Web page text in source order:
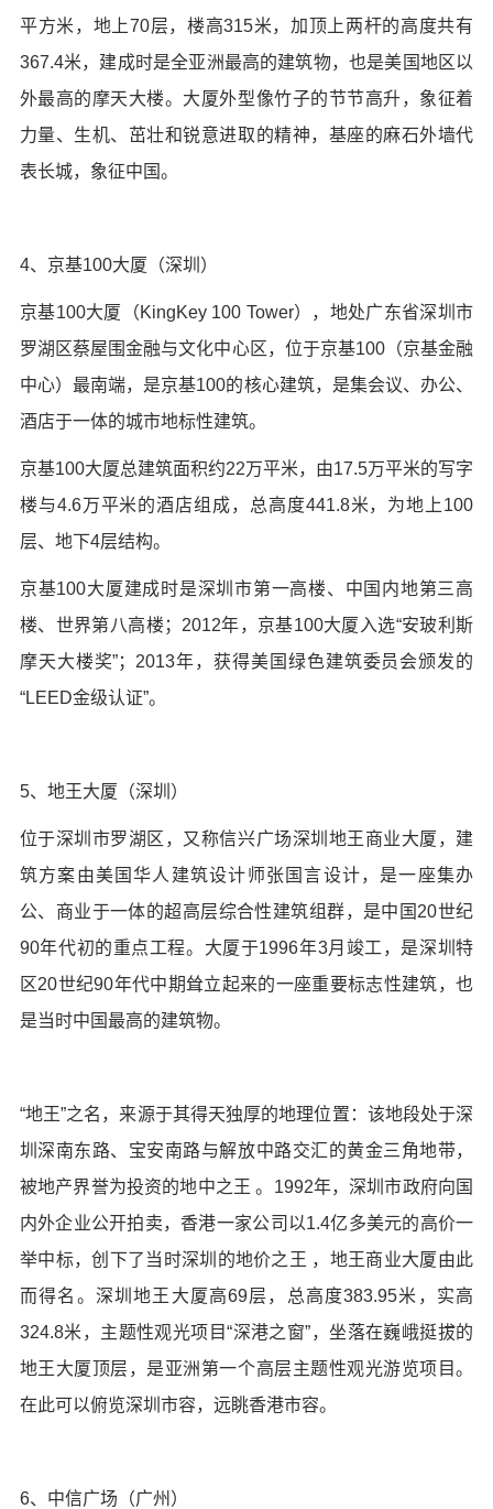
平方米，地上70层，楼高315米，加顶上两杆的高度共有
367.4米，建成时是全亚洲最高的建筑物，也是美国地区以
外最高的摩天大楼。大厦外型像竹子的节节高升，象征着
力量、生机、茁壮和锐意进取的精神，基座的麻石外墙代
表长城，象征中国。
4、京基100大厦（深圳）
京基100大厦（KingKey 100 Tower），地处广东省深圳市
罗湖区蔡屋围金融与文化中心区，位于京基100（京基金融
中心）最南端，是京基100的核心建筑，是集会议、办公、
酒店于一体的城市地标性建筑。
京基100大厦总建筑面积约22万平米，由17.5万平米的写字
楼与4.6万平米的酒店组成，总高度441.8米，为地上100
层、地下4层结构。
京基100大厦建成时是深圳市第一高楼、中国内地第三高
楼、世界第八高楼；2012年，京基100大厦入选“安玻利斯
摩天大楼奖”；2013年，获得美国绿色建筑委员会颁发的
“LEED金级认证”。
5、地王大厦（深圳）
位于深圳市罗湖区，又称信兴广场深圳地王商业大厦，建
筑方案由美国华人建筑设计师张国言设计，是一座集办
公、商业于一体的超高层综合性建筑组群，是中国20世纪
90年代初的重点工程。大厦于1996年3月竣工，是深圳特
区20世纪90年代中期耸立起来的一座重要标志性建筑，也
是当时中国最高的建筑物。
“地王”之名，来源于其得天独厚的地理位置：该地段处于深
圳深南东路、宝安南路与解放中路交汇的黄金三角地带，
被地产界誉为投资的地中之王 。1992年，深圳市政府向国
内外企业公开拍卖，香港一家公司以1.4亿多美元的高价一
举中标，创下了当时深圳的地价之王 ，地王商业大厦由此
而得名。深圳地王大厦高69层，总高度383.95米，实高
324.8米，主题性观光项目“深港之窗”，坐落在巍峨挺拔的
地王大厦顶层，是亚洲第一个高层主题性观光游览项目。
在此可以俯览深圳市容，远眺香港市容。
6、中信广场（广州）